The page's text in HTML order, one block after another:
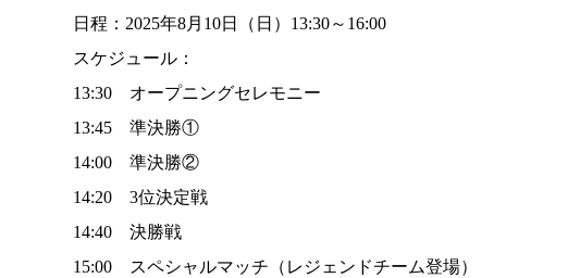
日程：2025年8月10日（日）13:30～16:00
スケジュール：
13:30 オープニングセレモニー
13:45 準決勝①
14:00 準決勝②
14:20 3位決定戦
14:40 決勝戦
15:00 スペシャルマッチ（レジェンドチーム登場）